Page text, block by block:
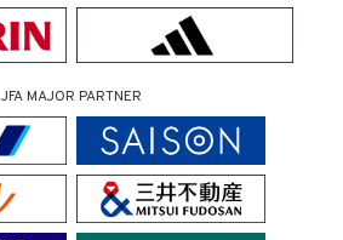
JFA MAJOR PARTNER